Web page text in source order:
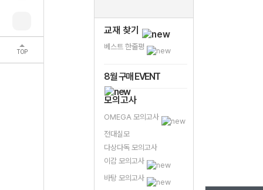
TOP
교재 찾기
베스트 한줄평
8월 구매 EVENT
모의고사
OMEGA 모의고사
전대실모
다상다독 모의고사
이감 모의고사
바탕 모의고사